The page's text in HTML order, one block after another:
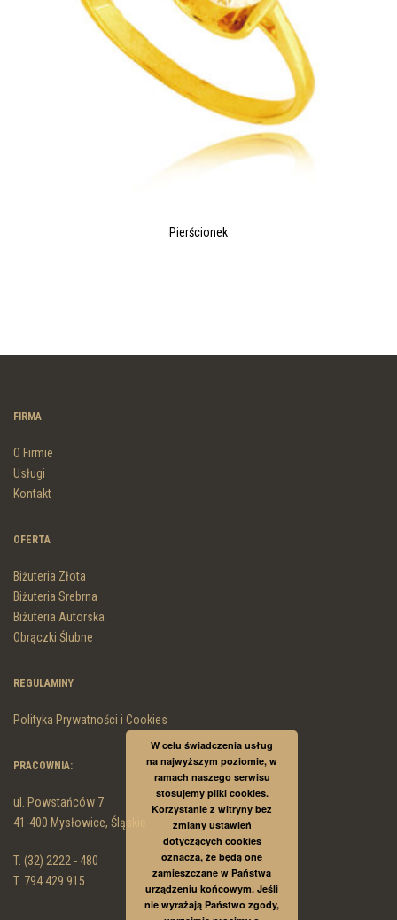
Pierścionek
FIRMA
O Firmie
Usługi
Kontakt
OFERTA
Biżuteria Złota
Biżuteria Srebrna
Biżuteria Autorska
Obrączki Ślubne
REGULAMINY
Polityka Prywatności i Cookies
PRACOWNIA:
ul. Powstańców 7
41-400 Mysłowice, Śląskie
T. (32) 2222 - 480
T. 794 429 915
W celu świadczenia usług
na najwyższym poziomie, w
ramach naszego serwisu
stosujemy pliki cookies.
Korzystanie z witryny bez
zmiany ustawień
dotyczących cookies
oznacza, że będą one
zamieszczane w Państwa
urządzeniu końcowym. Jeśli
nie wyrażają Państwo zgody,